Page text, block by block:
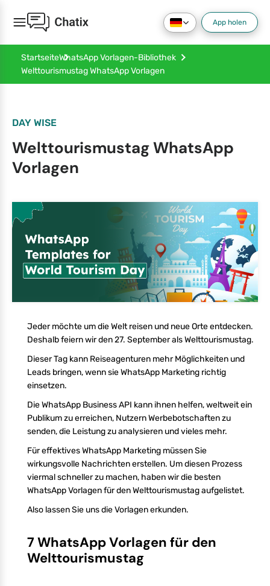
App holen
StartseiteWhatsApp Vorlagen-Bibliothek
Welttourismustag WhatsApp Vorlagen
DAY WISE
Welttourismustag WhatsApp
Vorlagen
Jeder möchte um die Welt reisen und neue Orte entdecken.
Deshalb feiern wir den 27. September als Welttourismustag.
Dieser Tag kann Reiseagenturen mehr Möglichkeiten und
Leads bringen, wenn sie WhatsApp Marketing richtig
einsetzen.
Die WhatsApp Business API kann ihnen helfen, weltweit ein
Publikum zu erreichen, Nutzern Werbebotschaften zu
senden, die Leistung zu analysieren und vieles mehr.
Für effektives WhatsApp Marketing müssen Sie
wirkungsvolle Nachrichten erstellen. Um diesen Prozess
viermal schneller zu machen, haben wir die besten
WhatsApp Vorlagen für den Welttourismustag aufgelistet.
Also lassen Sie uns die Vorlagen erkunden.
7 WhatsApp Vorlagen für den
Welttourismustag